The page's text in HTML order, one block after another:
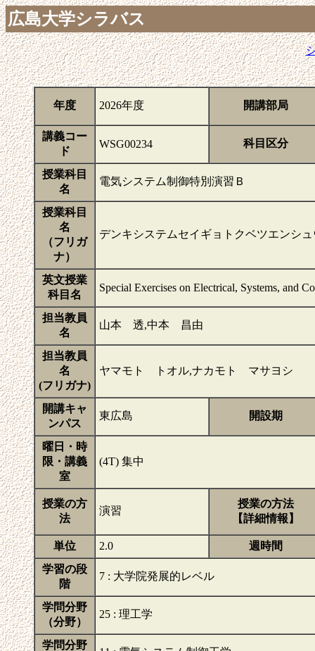
広島大学シラバス
年度 2026年度 開講部局
講義コー
ド
WSG00234 科目区分
授業科目
名
電気システム制御特別演習Ｂ
授業科目
名
（フリガ
ナ）
デンキシステムセイギョトクベツエンシ
英文授業
科目名
Special Exercises on Electrical, Systems, and
担当教員
名
山本 透,中本 昌由
担当教員
名
(フリガナ)
ヤマモト トオル,ナカモト マサヨシ
開講キャ
ンパス
東広島 開設期
曜日・時
限・講義
室
(4T) 集中
授業の方
法
演習
授業の方法
【詳細情報】
単位 2.0
週時間
学習の段
階
7 : 大学院発展的レベル
学問分野
（分野）
25 : 理工学
学問分野